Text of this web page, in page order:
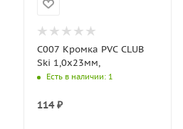
C007 Кромка PVС CLUB
Ski 1,0х23мм,
Есть в наличии: 1
114₽